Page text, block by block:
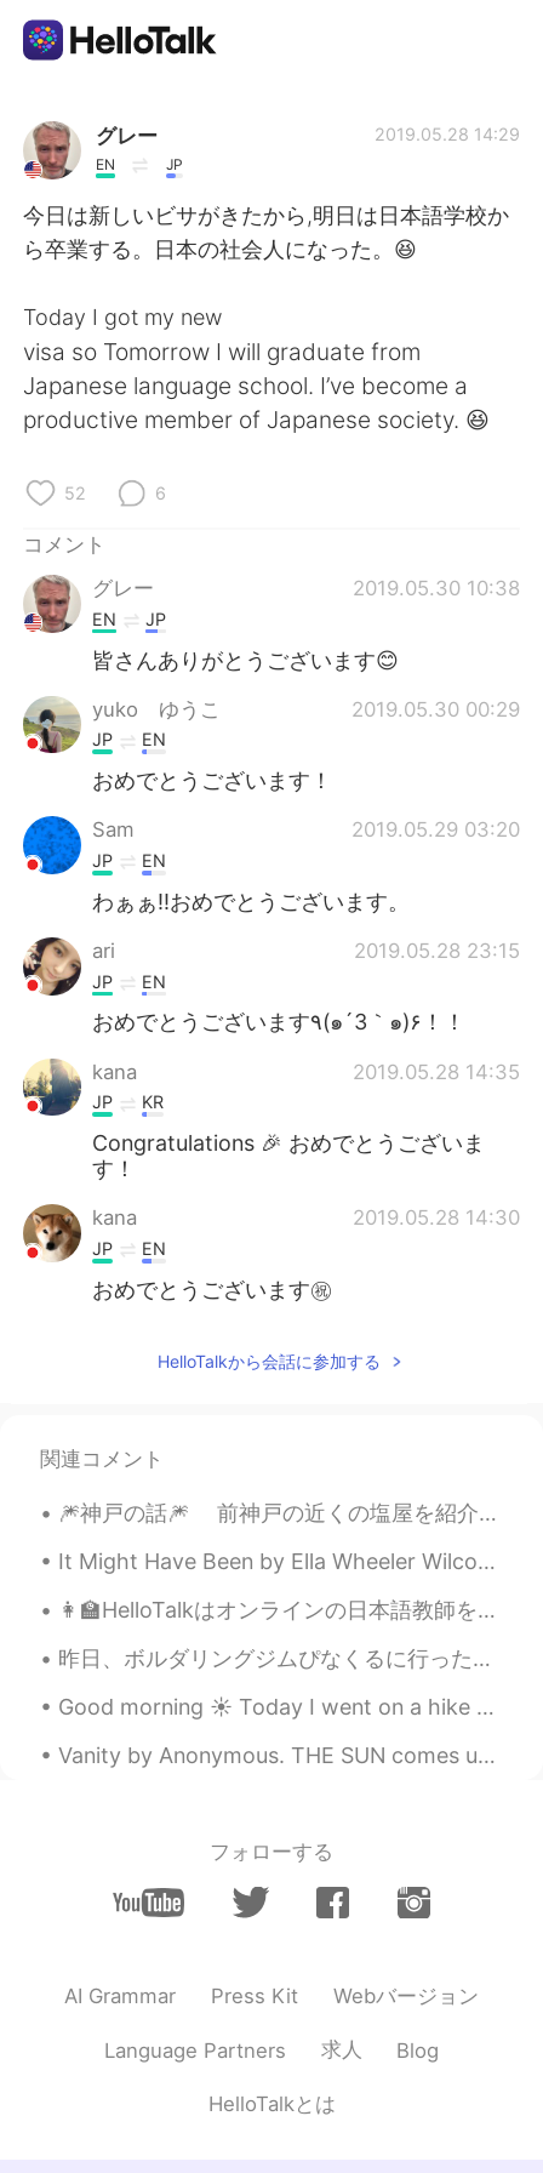
語学交換アプリ
AI Grammar Checker
日本語
English 简体中文
繁體中文 Español
العربية
Deutsch
Русский
Indonesia Italiano
Türkçe
Português
グレー
EN JP
2019.05.28 14:29
今日は新しいビサがきたから,明日は日本語学校か
ら卒業する。日本の社会人になった。😆
Today I got my new
visa so Tomorrow I will graduate from
Japanese language school. I’ve become a
productive member of Japanese society. 😆
52 6
コメント
グレー
2019.05.30 10:38
EN JP
皆さんありがとうございます😊
yuko ゆうこ 2019.05.30 00:29
JP EN
おめでとうございます！
Sam 2019.05.29 03:20
JP EN
わぁぁ‼︎おめでとうございます。
ari 2019.05.28 23:15
JP EN
おめでとうございます٩(๑´3｀๑)۶！！
kana 2019.05.28 14:35
JP KR
Congratulations 🎉 おめでとうございま
す！
kana 2019.05.28 14:30
JP EN
おめでとうございます㊗️
HelloTalkから会話に参加する
関連コメント
🎆神戸の話🎆 前神戸の近くの塩屋を紹介したが、今回は神戸の話をしようと思います、特に神戸の博物館。 皆さん、どんな博物館が好きですか？美術か、歴史か、恐竜ですか？ 去年、神戸...
It Might Have Been by Ella Wheeler Wilcox. We will be what we could be. Do not say, "It mi...
👩‍🏫HelloTalkはオンラインの日本語教師を募集しています！ 🙋私たちは次の条件であなたを探しています： 1 流暢な日本語を話す：日本語関係科の学生、日本留学生、日本母語者。 2日本語...
昨日、ボルダリングジムぴなくるに行った。めっちゃ楽しかった!! それに、ちょっと難しかった😅 名古屋に住んでいる人はいっしょに行きたい? ボルダリングが好きだけど、練習しかなければいけない。いっ...
Good morning ☀️ Today I went on a hike with my friends at horsetooth trail, it was very beautifu...
Vanity by Anonymous. THE SUN comes up and the sun goes down, And day and night are the same as o...
フォローする
AI Grammar Press Kit Webバージョン
Language Partners 求人 Blog
HelloTalkとは